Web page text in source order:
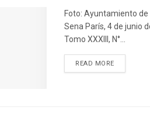
Foto: Ayuntamiento
Sena París, 4 de junio
Tomo XXXIII, N°...
READ MOREDETAILS